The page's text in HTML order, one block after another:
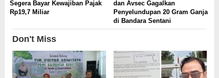
Segera Bayar Kewajiban Pajak
Rp19,7 Miliar
dan Avsec Gagalkan
Penyelundupan 20 Gram Ganja
di Bandara Sentani
Don't Miss